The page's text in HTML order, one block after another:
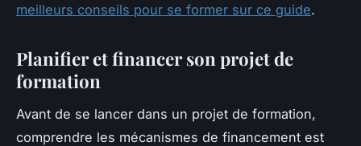
meilleurs conseils pour se former sur ce guide.
Planifier et financer son projet de
formation
Avant de se lancer dans un projet de formation,
comprendre les mécanismes de financement est